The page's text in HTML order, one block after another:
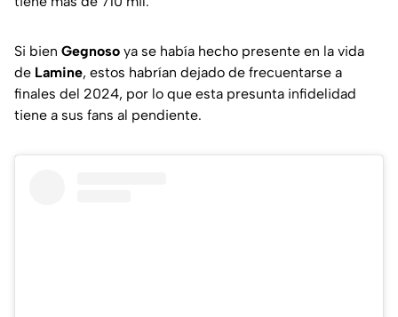
Si bien Gegnoso ya se había hecho presente en la vida
de Lamine, estos habrían dejado de frecuentarse a
finales del 2024, por lo que esta presunta infidelidad
tiene a sus fans al pendiente.